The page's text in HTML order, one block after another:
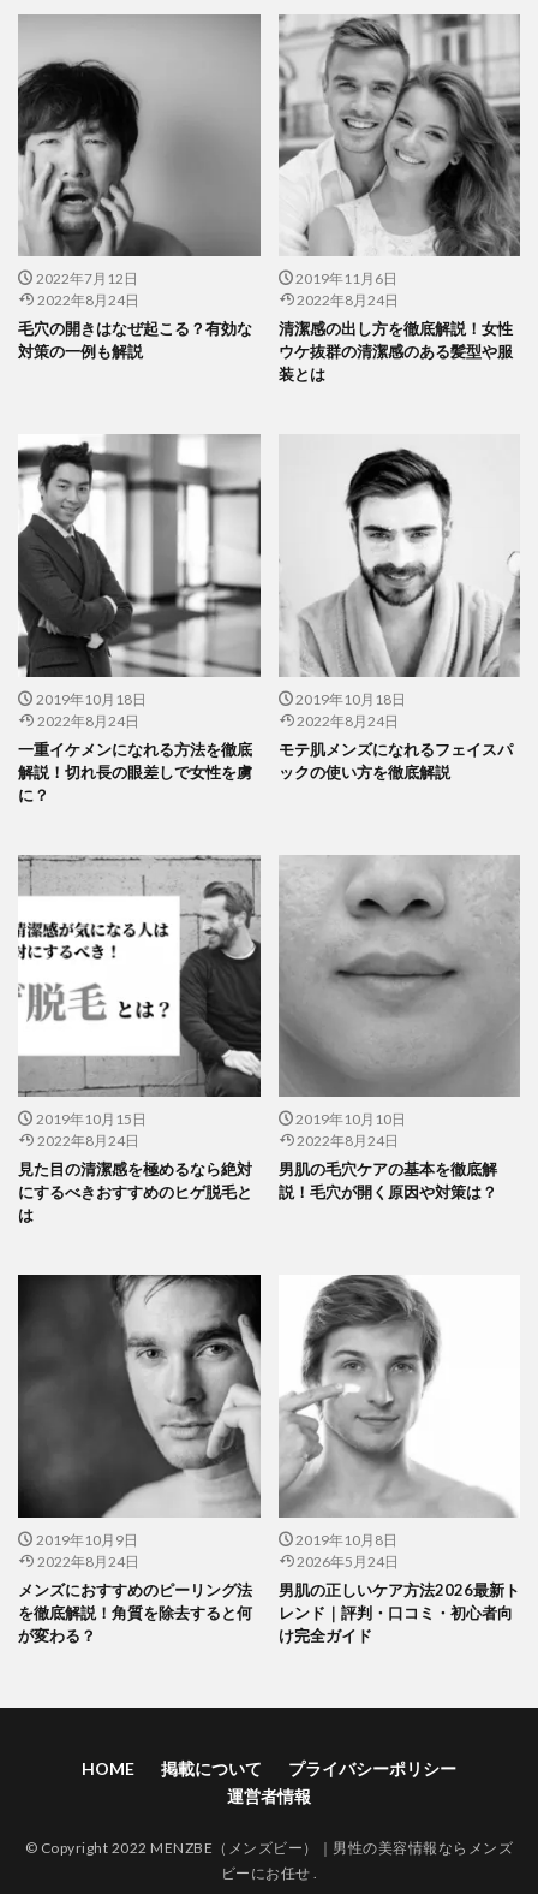
2022年7月12日
2022年8月24日
毛穴の開きはなぜ起こる？有効な
対策の一例も解説
2019年11月6日
2022年8月24日
清潔感の出し方を徹底解説！女性
ウケ抜群の清潔感のある髪型や服
装とは
2019年10月18日
2022年8月24日
一重イケメンになれる方法を徹底
解説！切れ長の眼差しで女性を虜
に？
2019年10月18日
2022年8月24日
モテ肌メンズになれるフェイスパ
ックの使い方を徹底解説
2019年10月15日
2022年8月24日
見た目の清潔感を極めるなら絶対
にするべきおすすめのヒゲ脱毛と
は
2019年10月10日
2022年8月24日
男肌の毛穴ケアの基本を徹底解
説！毛穴が開く原因や対策は？
2019年10月9日
2022年8月24日
メンズにおすすめのピーリング法
を徹底解説！角質を除去すると何
が変わる？
2019年10月8日
2026年5月24日
男肌の正しいケア方法2026最新ト
レンド｜評判・口コミ・初心者向
け完全ガイド
HOME 掲載について
プライバシーポリシー
運営者情報
© Copyright 2022 MENZBE（メンズビー）｜男性の美容情報ならメンズ
ビーにお任せ .